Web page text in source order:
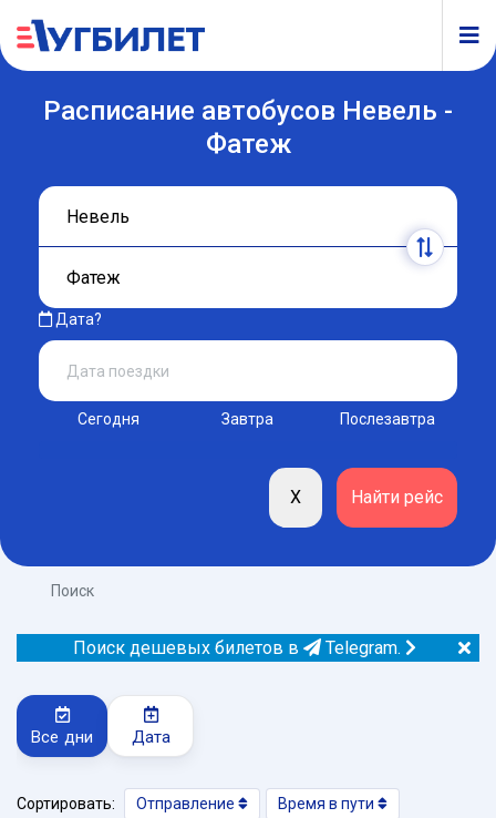
Расписание автобусов Невель -
Фатеж
Дата?
Сегодня Завтра Послезавтра
Поиск
Поиск дешевых билетов в Telegram.
Все дни Дата
Сортировать: Отправление Время в пути